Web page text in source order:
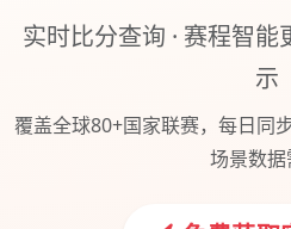
实时比分查询 · 赛程智能
示
覆盖全球80+国家联赛，每日同
场景数